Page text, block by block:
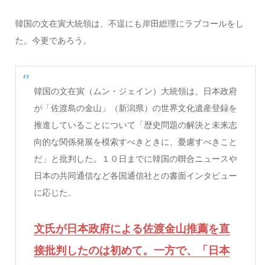
韓国の文在寅大統領は、不逞にも岸田総理にラブコールをし
た。今更であろう。
韓国の文在寅（ムン・ジェイン）大統領は、日本政府
が「佐渡島の金山」（新潟県）の世界文化遺産登録を
推進していることについて「歴史問題の解決と未来志
向的な関係発展を模索すべきときに、憂慮すべきこと
だ」と批判した。１０日までに韓国の聨合ニュースや
日本の共同通信など各国通信社との書面インタビュー
に応じた。
文氏が日本政府による佐渡金山推薦を直
接批判したのは初めて。一方で、「日本